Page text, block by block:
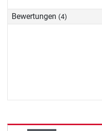
Bewertungen (4)